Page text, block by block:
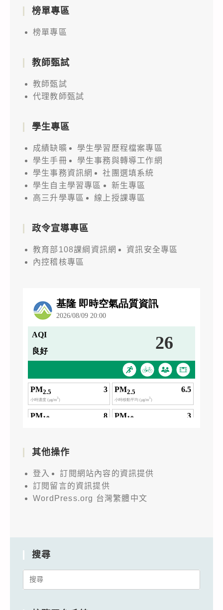
榜單專區
榜單專區
教師甄試
教師甄試
代理教師甄試
學生專區
成績缺曠
學生學習歷程檔案專區
學生手冊
學生事務與轉導工作網
學生事務資訊網
社團選填系統
學生自主學習專區
新生專區
高三升學專區
線上授課專區
政令宣導專區
教育部108課綱資訊網
資訊安全專區
內控稽核專區
其他操作
登入
訂閱網站內容的資訊提供
訂閱留言的資訊提供
WordPress.org 台灣繁體中文
搜尋
Search